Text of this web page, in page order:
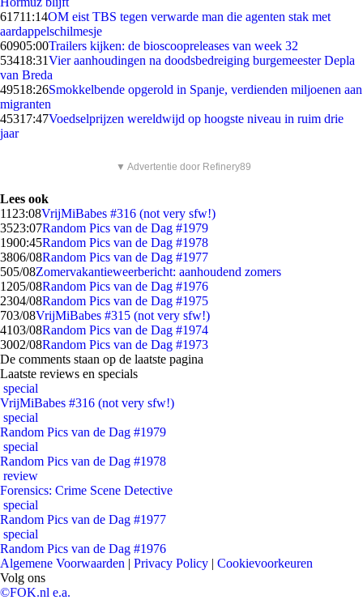
61711:14OM eist TBS tegen verwarde man die agenten stak met
aardappelschilmesje
60905:00Trailers kijken: de bioscoopreleases van week 32
53418:31Vier aanhoudingen na doodsbedreiging burgemeester Depla
van Breda
49518:26Smokkelbende opgerold in Spanje, verdienden miljoenen aan
migranten
45317:47Voedselprijzen wereldwijd op hoogste niveau in ruim drie
jaar
▼ Advertentie door Refinery89
Lees ook
11 23:08VrijMiBabes #316 (not very sfw!)
3523:07Random Pics van de Dag #1979
1900:45Random Pics van de Dag #1978
3806/08Random Pics van de Dag #1977
505/08Zomervakantieweerbericht: aanhoudend zomers
1205/08Random Pics van de Dag #1976
2304/08Random Pics van de Dag #1975
703/08VrijMiBabes #315 (not very sfw!)
4103/08Random Pics van de Dag #1974
3002/08Random Pics van de Dag #1973
De comments staan op de laatste pagina
Laatste reviews en specials
special
VrijMiBabes #316 (not very sfw!)
special
Random Pics van de Dag #1979
special
Random Pics van de Dag #1978
review
Forensics: Crime Scene Detective
special
Random Pics van de Dag #1977
special
Random Pics van de Dag #1976
Algemene Voorwaarden | Privacy Policy | Cookievoorkeuren
Volg ons
©FOK.nl e.a.